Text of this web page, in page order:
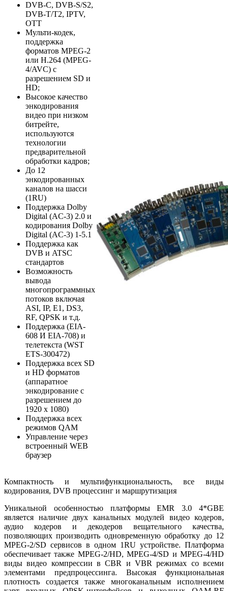
DVB-C, DVB-S/S2,
DVB-T/T2, IPTV,
OTT
Мульти-кодек,
поддержка
форматов MPEG-2
или H.264 (MPEG-
4/AVC) с
разрешением SD и
HD;
Высокое качество
энкодирования
видео при низком
битрейте,
используются
технологии
предварительной
обработки кадров;
До 12
энкодированных
каналов на шасси
(1RU)
Поддержка Dolby
Digital (AC-3) 2.0 и
кодирования Dolby
Digital (AC-3) 1-5.1
Поддержка как
DVB и ATSC
стандартов
Возможность
вывода
многопрограммных
потоков включая
ASI, IP, E1, DS3,
RF, QPSK и т.д.
Поддержка (EIA-
608 И EIA-708) и
телетекста (WST
ETS-300472)
Поддержка всех SD
и HD форматов
(аппаратное
энкодирование с
разрешением до
1920 x 1080)
Поддержка всех
режимов QAM
Управление через
встроенный WEB
браузер
Компактность и мультифункциональность, все виды
кодирования, DVB процессинг и маршрутизация
Уникальной особенностью платформы EMR 3.0 4*GBE
является наличие двух канальных модулей видео кодеров,
аудио кодеров и декодеров вещательного качества,
позволяющих производить одновременную обработку до 12
MPEG-2/SD сервисов в одном 1RU устройстве. Платформа
обеспечивает также MPEG-2/HD, MPEG-4/SD и MPEG-4/HD
виды видео компрессии в CBR и VBR режимах со всеми
элементами предпроцессинга. Высокая функциональная
плотность создается также многоканальным исполнением